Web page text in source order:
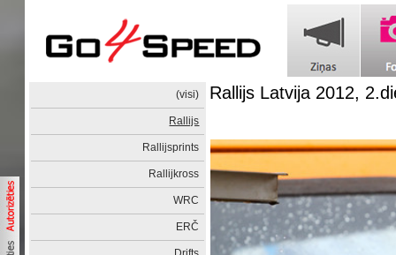
(visi)
Rallijs
Rallijsprints
Rallijkross
WRC
ERČ
Rallijs Latvija 2012,